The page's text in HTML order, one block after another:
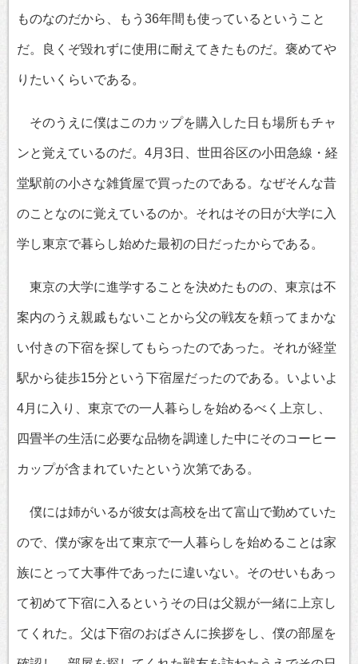
ものなのだから、もう36年間も使っているということ
だ。良くぞ毀れずに使用に耐えてきたものだ。褒めてや
りたいくらいである。
そのうえに僕はこのカップを購入した日も場所もチャ
ンと覚えているのだ。4月3日、世田谷区の小田急線・経
堂駅前の小さな雑貨屋で買ったのである。なぜそんな昔
のことなのに覚えているのか。それはその日が大学に入
学し東京で暮らし始めた最初の日だったからである。
東京の大学に進学することを決めたものの、東京は不
案内のうえ親戚もないことから父の戦友を頼ってまかな
い付きの下宿を探してもらったのであった。それが経堂
駅から徒歩15分という下宿屋だったのである。いよいよ
4月に入り、東京での一人暮らしを始めるべく上京し、
四畳半の生活に必要な品物を調達した中にそのコーヒー
カップが含まれていたという次第である。
僕には姉がいるが彼女は高校を出て富山で勤めていた
ので、僕が家を出て東京で一人暮らしを始めることは家
族にとって大事件であったに違いない。そのせいもあっ
て初めて下宿に入るというその日は父親が一緒に上京し
てくれた。父は下宿のおばさんに挨拶をし、僕の部屋を